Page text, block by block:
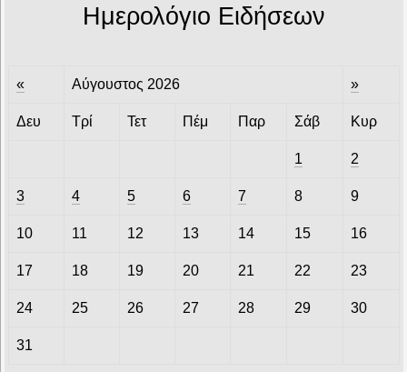
Ημερολόγιο Ειδήσεων
« Αύγουστος 2026 »
Δευ Τρί Τετ Πέμ Παρ Σάβ Κυρ
1 2
3 4 5 6 7 8 9
10 11 12 13 14 15 16
17 18 19 20 21 22 23
24 25 26 27 28 29 30
31